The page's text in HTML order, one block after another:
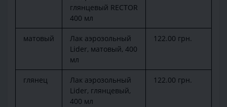
глянцевый RECTOR
400 мл
матовый
Лак аэрозольный
Lider, матовый, 400
мл
122.00 грн.
глянец
Лак аэрозольный
Lider, глянцевый,
400 мл
122.00 грн.